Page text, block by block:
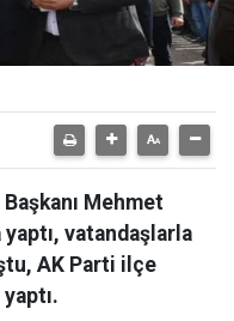
Mehmet
vatandaşlarla
AK Parti ilçe